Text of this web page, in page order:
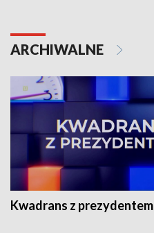
ARCHIWALNE
Kwadrans z prezydentem